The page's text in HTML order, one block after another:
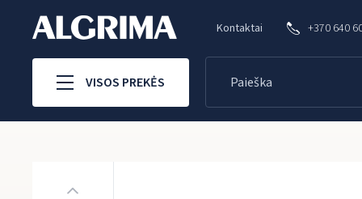
Kontaktai +370 640
VISOS PREKĖS